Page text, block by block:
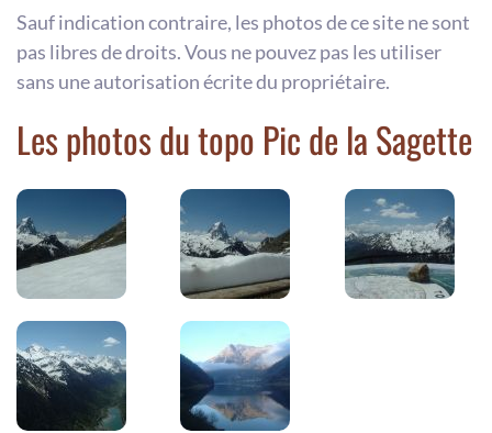
Sauf indication contraire, les photos de ce site ne sont
pas libres de droits. Vous ne pouvez pas les utiliser
sans une autorisation écrite du propriétaire.
Les photos du topo Pic de la Sagette